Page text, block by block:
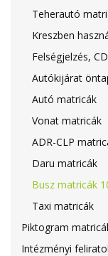
Teherautó
Kreszben
Felségjelzés,
Autókijárat
Autó matricák
Vonat matricák
ADR-CLP
Daru matricák
Busz matricák
Taxi matricák
Piktogram
Intézményi